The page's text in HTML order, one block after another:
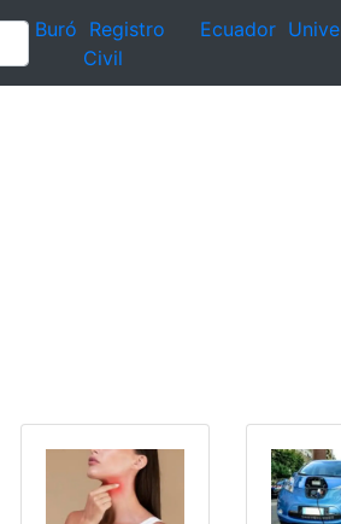
Buró Registro
Civil
Ecuador